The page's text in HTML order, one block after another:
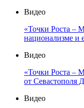
Видео
«Точки Роста –
национализме и
Видео
«Точки Роста –
от Севастополя
Видео